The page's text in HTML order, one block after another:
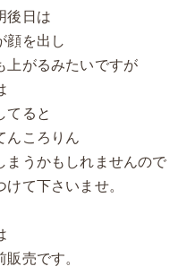
後日は
顔を出し
上がるみたいですが
てると
んころりん
まうかもしれませんので
けて下さいませ。
販売です。